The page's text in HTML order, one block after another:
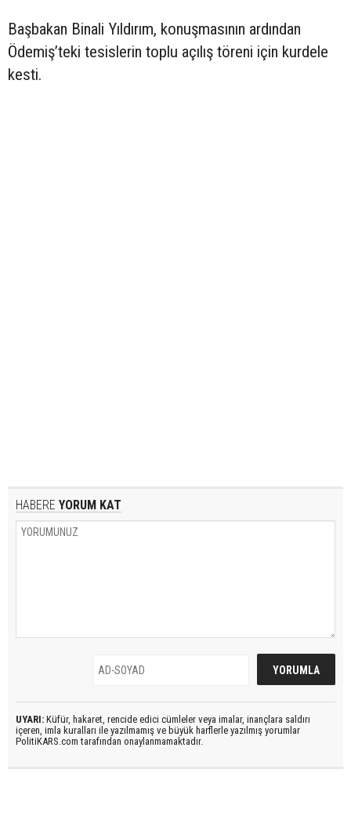
Başbakan Binali Yıldırım, konuşmasının ardından
Ödemiş’teki tesislerin toplu açılış töreni için kurdele
kesti.
HABERE YORUM KAT
UYARI: Küfür, hakaret, rencide edici cümleler veya imalar, inançlara saldırı
içeren, imla kuralları ile yazılmamış ve büyük harflerle yazılmış yorumlar
PolitiKARS.com tarafından onaylanmamaktadır.